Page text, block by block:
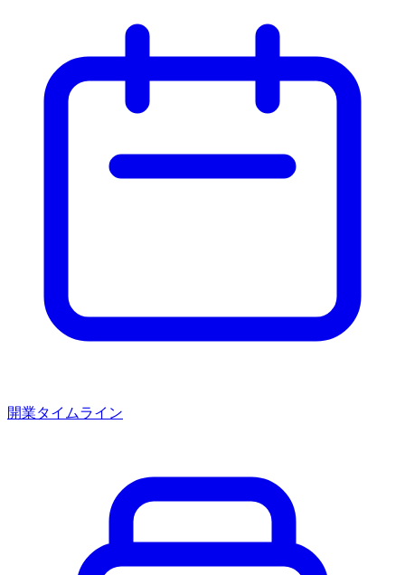
開業タイムライン